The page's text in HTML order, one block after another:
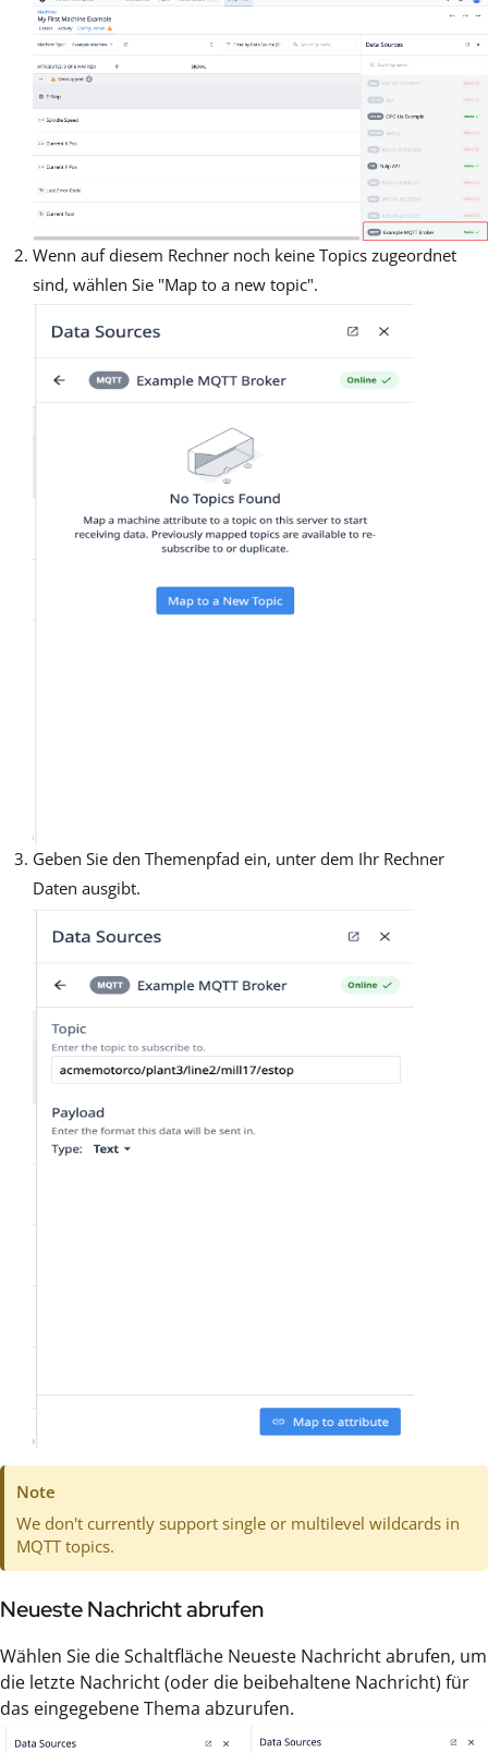
Wenn auf diesem Rechner noch keine Topics zugeordnet
sind, wählen Sie "Map to a new topic".
Geben Sie den Themenpfad ein, unter dem Ihr Rechner
Daten ausgibt.
Note
We don't currently support single or multilevel wildcards in
MQTT topics.
Neueste Nachricht abrufen
Wählen Sie die Schaltfläche Neueste Nachricht abrufen, um
die letzte Nachricht (oder die beibehaltene Nachricht) für
das eingegebene Thema abzurufen.